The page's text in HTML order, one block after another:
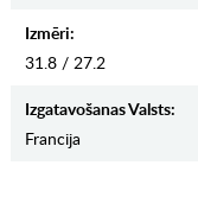
Izmēri:
31.8 / 27.2
Izgatavošanas Valsts:
Francija